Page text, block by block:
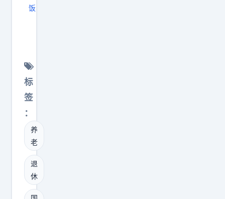
饭
一
位
退
的
国
企
老
总
聊
标
签
：
养
老
退
休